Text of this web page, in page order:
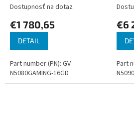
Dostupnosť na dotaz
€1 780,65
DETAIL
Part number (PN): GV-
N5080GAMING-16GD
€6
Part